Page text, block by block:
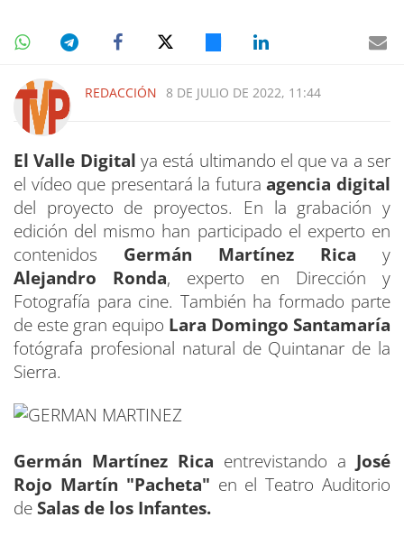
REDACCIÓN 8 DE JULIO DE 2022, 11:44
El Valle Digital ya está ultimando el que va a ser
el vídeo que presentará la futuraagencia digital
del proyecto de proyectos. En la grabación y
edición del mismo han participado el experto en
contenidos Germán Martínez Rica y
Alejandro Ronda, experto en Dirección y
Fotografía para cine. También ha formado parte
de este gran equipo Lara Domingo Santamaría
fotógrafa profesional natural de Quintanar de la
Sierra.
Germán Martínez Rica entrevistando a José
Rojo Martín "Pacheta" en el Teatro Auditorio
deSalas de los Infantes.